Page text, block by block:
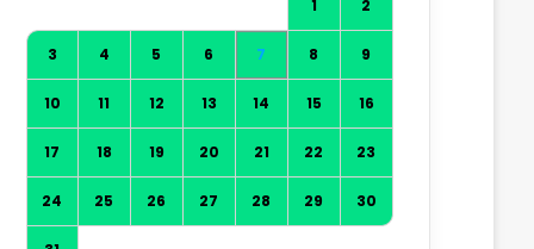
1 2
3 4 5 6 7 8 9
10 11 12 13 14 15 16
17 18 19 20 21 22 23
24 25 26 27 28 29 30